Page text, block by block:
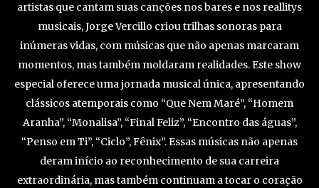
artistas que cantam suas canções nos bares e nos reallitys
musicais, Jorge Vercillo criou trilhas sonoras para
inúmeras vidas, com músicas que não apenas marcaram
momentos, mas também moldaram realidades. Este show
especial oferece uma jornada musical única, apresentando
clássicos atemporais como “Que Nem Maré”, “Homem
Aranha”, “Monalisa”, “Final Feliz”, “Encontro das águas”,
“Penso em Ti”, “Ciclo”, Fênix”. Essas músicas não apenas
deram início ao reconhecimento de sua carreira
extraordinária, mas também continuam a tocar o coração